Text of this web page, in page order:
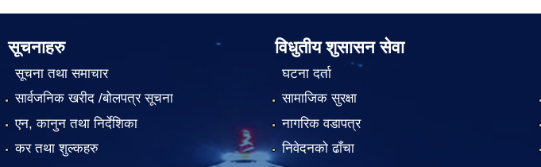
सूचनाहरु
सूचना तथा समाचार
सार्वजनिक खरीद /बोलपत्र सूचना
एन, कानुन तथा निर्देशिका
कर तथा शुल्कहरु
विधुतीय शुसासन सेवा
घटना दर्ता
सामाजिक सुरक्षा
नागरिक वडापत्र
निवेदनको ढाँचा